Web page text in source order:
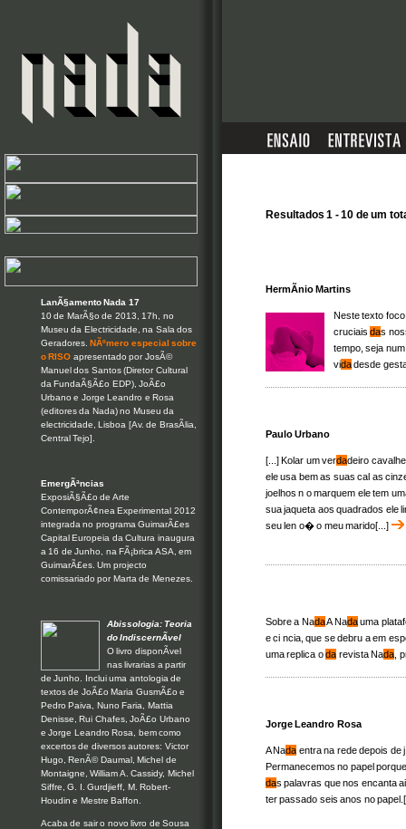
LanÃ§amento Nada 17
10 de MarÃ§o de 2013, 17h, no
Museu da Electricidade, na Sala dos
Geradores.NÃºmero especial sobre
o RISO apresentado por JosÃ©
Manuel dos Santos (Diretor Cultural
da FundaÃ§Ã£o EDP), JoÃ£o
Urbano e Jorge Leandro e Rosa
(editores da Nada) no Museu da
electricidade, Lisboa [Av. de BrasÃ­lia,
Central Tejo].
EmergÃªncias
ExposiÃ§Ã£o de Arte
ContemporÃ¢nea Experimental 2012
integrada no programa GuimarÃ£es
Capital Europeia da Cultura inaugura
a 16 de Junho, na FÃ¡brica ASA, em
GuimarÃ£es. Um projecto
comissariado por Marta de Menezes.
Abissologia: Teoria
do IndiscernÃ­vel
O livro disponÃ­vel
nas livrarias a partir
de Junho. Inclui uma antologia de
textos de JoÃ£o Maria GusmÃ£o e
Pedro Paiva, Nuno Faria, Mattia
Denisse, Rui Chafes, JoÃ£o Urbano
e Jorge Leandro Rosa, bem como
excertos de diversos autores: Victor
Hugo, RenÃ© Daumal, Michel de
Montaigne, William A. Cassidy, Michel
Siffre, G. I. Gurdjieff, M. Robert-
Houdin e Mestre Baffon.
Acaba de sair o novo livro de Sousa
Resultados 1 - 10 de um
HermÃ­nio Martins
Neste texto
cruciaisdas
tempo, seja
vidadesde
Paulo Urbano
[...] Kolar um verdadeiro
ele usa bem as suas cal as
joelhos n o marquem ele tem
sua jaqueta aos quadrados ele
seu len o� o meu marido[...]
Sobre a NadaA Nadauma
e ci ncia, que se debru a em
uma replica oda revista Nada ,
Jorge Leandro Rosa
A Nada entra na rede depois de
Permanecemos no papel
das palavras que nos encanta
ter passado seis anos no